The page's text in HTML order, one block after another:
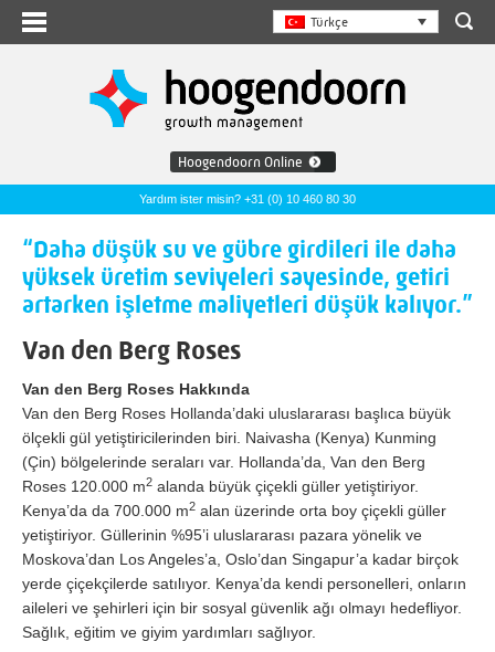
Türkçe
Hoogendoorn Online
Yardım ister misin? +31 (0) 10 460 80 30
“Daha düşük su ve gübre girdileri ile daha
yüksek üretim seviyeleri sayesinde, getiri
artarken işletme maliyetleri düşük kalıyor.”
Van den Berg Roses
Van den Berg Roses Hakkında
Van den Berg Roses Hollanda’daki uluslararası başlıca büyük
ölçekli gül yetiştiricilerinden biri. Naivasha (Kenya) Kunming
(Çin) bölgelerinde seraları var. Hollanda’da, Van den Berg
Roses 120.000 m2 alanda büyük çiçekli güller yetiştiriyor.
Kenya’da da 700.000 m2 alan üzerinde orta boy çiçekli güller
yetiştiriyor. Güllerinin %95’i uluslararası pazara yönelik ve
Moskova’dan Los Angeles’a, Oslo’dan Singapur’a kadar birçok
yerde çiçekçilerde satılıyor. Kenya’da kendi personelleri, onların
aileleri ve şehirleri için bir sosyal güvenlik ağı olmayı hedefliyor.
Sağlık, eğitim ve giyim yardımları sağlıyor.